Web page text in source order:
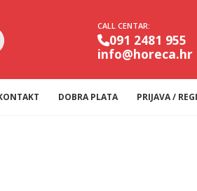
CALL CENTAR:
091 2481 955
info@horeca.hr
DOBRA PLATA PRIJAVA /